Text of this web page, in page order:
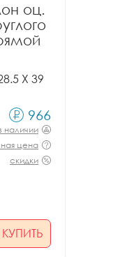
оц.
X 39
966
наличии
цена
скидки
КУПИТЬ